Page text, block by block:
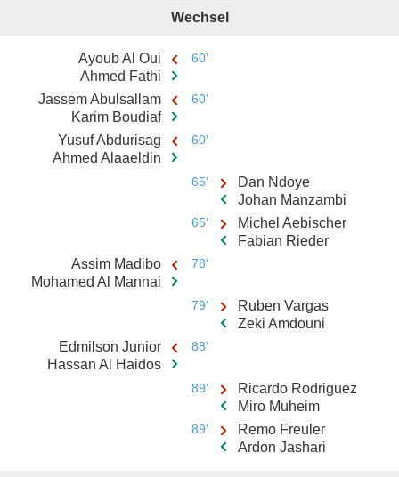
Wechsel
Ayoub Al Oui
Ahmed Fathi
60'
Jassem Abulsallam
Karim Boudiaf
60'
Yusuf Abdurisag
Ahmed Alaaeldin
60'
65'
Dan Ndoye
Johan Manzambi
65'
Michel Aebischer
Fabian Rieder
Assim Madibo
Mohamed Al Mannai
78'
79'
Ruben Vargas
Zeki Amdouni
Edmilson Junior
Hassan Al Haidos
88'
89'
Ricardo Rodriguez
Miro Muheim
89'
Remo Freuler
Ardon Jashari